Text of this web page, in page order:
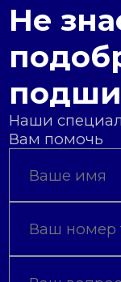
Не
Наши
Вам помочь